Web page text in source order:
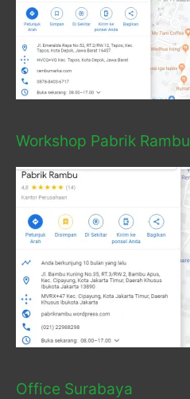
Workshop Pabrik Rambu
Office Surabaya